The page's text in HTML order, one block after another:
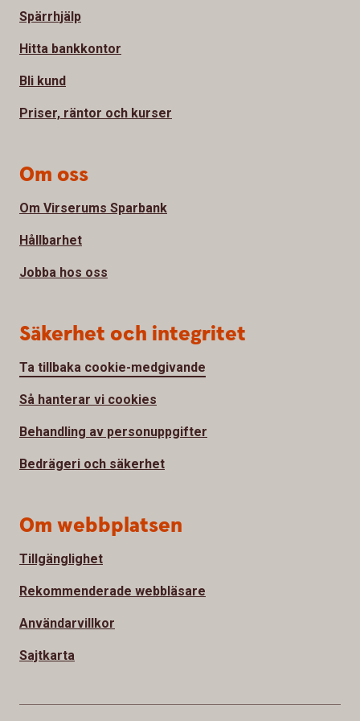
Spärrhjälp
Hitta bankkontor
Bli kund
Priser, räntor och kurser
Om oss
Om Virserums Sparbank
Hållbarhet
Jobba hos oss
Säkerhet och integritet
Ta tillbaka cookie-medgivande
Så hanterar vi cookies
Behandling av personuppgifter
Bedrägeri och säkerhet
Om webbplatsen
Tillgänglighet
Rekommenderade webbläsare
Användarvillkor
Sajtkarta